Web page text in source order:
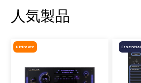
人気製品
Ultimate Essential